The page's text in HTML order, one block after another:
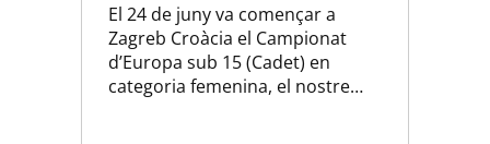
El 24 de juny va començar a
Zagreb Croàcia el Campionat
d’Europa sub 15 (Cadet) en
categoria femenina, el nostre